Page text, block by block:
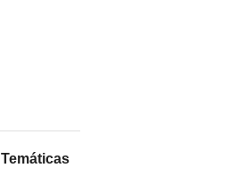
Temáticas